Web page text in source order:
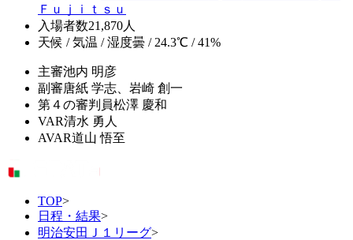
Ｆｕｊｉｔｓｕ
入場者数21,870人
天候 / 気温 / 湿度曇 / 24.3℃ / 41%
主審池内 明彦
副審唐紙 学志、岩崎 創一
第４の審判員松澤 慶和
VAR清水 勇人
AVAR道山 悟至
TOP>
日程・結果>
明治安田Ｊ１リーグ>